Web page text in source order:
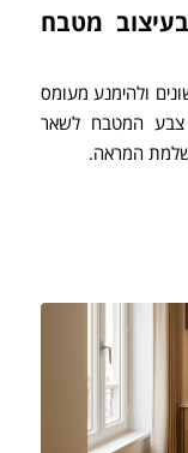
מטבח
ולהימנע מעומס
צבע המטבח לשאר
המראה.